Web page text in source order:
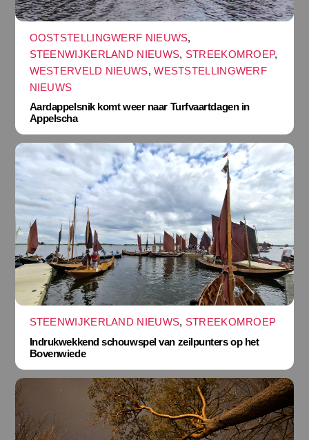
OOSTSTELLINGWERF NIEUWS,
STEENWIJKERLAND NIEUWS, STREEKOMROEP,
WESTERVELD NIEUWS,WESTSTELLINGWERF
NIEUWS
Aardappelsnik komt weer naar Turfvaartdagen in
Appelscha
STEENWIJKERLAND NIEUWS, STREEKOMROEP
Indrukwekkend schouwspel van zeilpunters op het
Bovenwiede